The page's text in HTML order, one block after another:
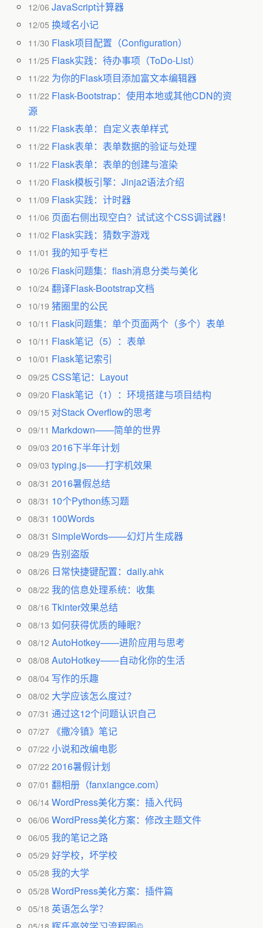
12/06JavaScript计算器
12/05换域名小记
11/30 Flask项目配置（Configuration）
11/25 Flask实践：待办事项（ToDo-List）
11/22 为你的Flask项目添加富文本编辑器
11/22 Flask-Bootstrap：使用本地或其他CDN的资
源
11/22 Flask表单：自定义表单样式
11/22 Flask表单：表单数据的验证与处理
11/22 Flask表单：表单的创建与渲染
11/20 Flask模板引擎：Jinja2语法介绍
11/09 Flask实践：计时器
11/06 页面右侧出现空白？试试这个CSS调试器！
11/02 Flask实践：猜数字游戏
11/01我的知乎专栏
10/26 Flask问题集：flash消息分类与美化
10/24翻译Flask-Bootstrap文档
10/19猪圈里的公民
10/11 Flask问题集：单个页面两个（多个）表单
10/11 Flask笔记（5）：表单
10/01 Flask笔记索引
09/25CSS笔记：Layout
09/20 Flask笔记（1）：环境搭建与项目结构
09/15 对Stack Overflow的思考
09/11 Markdown——简单的世界
09/032016下半年计划
09/03typing.js——打字机效果
08/312016暑假总结
08/31 10个Python练习题
08/31 100Words
08/31SimpleWords——幻灯片生成器
08/29 告别盗版
08/26 日常快捷键配置：daily.ahk
08/22我的信息处理系统：收集
08/16Tkinter效果总结
08/13如何获得优质的睡眠？
08/12AutoHotkey——进阶应用与思考
08/08AutoHotkey——自动化你的生活
08/04 写作的乐趣
08/02 大学应该怎么度过？
07/31通过这12个问题认识自己
07/27 《撒冷镇》笔记
07/22小说和改编电影
07/222016暑假计划
07/01翻相册（fanxiangce.com）
06/14WordPress美化方案：插入代码
06/06WordPress美化方案：修改主题文件
06/05我的笔记之路
05/29好学校，坏学校
05/28我的大学
05/28WordPress美化方案：插件篇
05/18 英语怎么学？